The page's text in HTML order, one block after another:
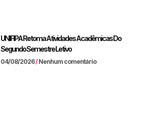
UNIFIPA Retoma Atividades Acadêmicas Do
Segundo Semestre Letivo
04/08/2026 Nenhum comentário